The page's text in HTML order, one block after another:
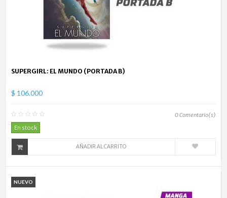
SUPERGIRL: EL MUNDO (PORTADA B)
$ 106.000
0Comentario(s)
En stock
AÑADIR AL CARRITO
NUEVO